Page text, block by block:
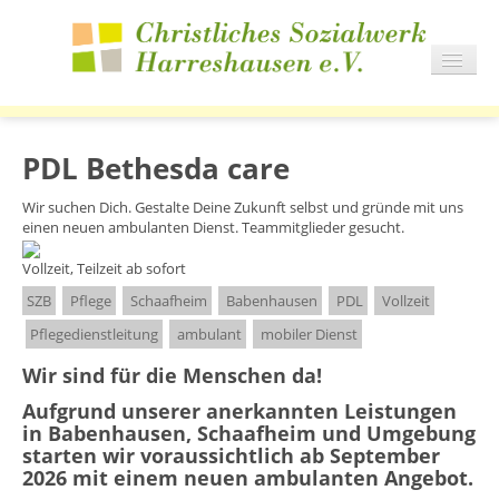
WOHNEN
KARRIERE
IMPRESSIONEN
PDL Bethesda care
Wir suchen Dich. Gestalte Deine Zukunft selbst und gründe mit uns
einen neuen ambulanten Dienst. Teammitglieder gesucht.
Vollzeit, Teilzeitab sofort
SZB
Pflege Schaafheim Babenhausen PDL
Vollzeit
Pflegedienstleitung
ambulant mobiler Dienst
Wir sind für die Menschen da!
Aufgrund unserer anerkannten Leistungen
in Babenhausen, Schaafheim und Umgebung
starten wir voraussichtlich ab September
2026 mit einem neuen ambulanten Angebot.